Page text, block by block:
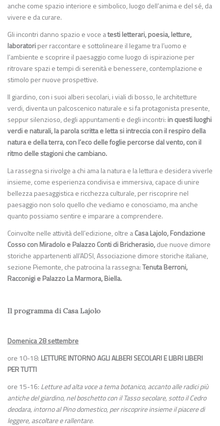
anche come spazio interiore e simbolico, luogo dell’anima e del sé, da
vivere e da curare.
Gli incontri danno spazio e voce atesti letterari, poesia, letture,
laboratoriper raccontare e sottolineare il legame tra l’uomo e
l’ambiente e scoprire il paesaggio come luogo di ispirazione per
ritrovare spazi e tempi di serenità e benessere, contemplazione e
stimolo per nuove prospettive.
Il giardino, con i suoi alberi secolari, i viali di bosso, le architetture
verdi, diventa un palcoscenico naturale e si fa protagonista presente,
seppur silenzioso, degli appuntamenti e degli incontri: in questi luoghi
verdi e naturali, la parola scritta e letta si intreccia con il respiro della
natura e della terra, con l’eco delle foglie percorse dal vento, con il
ritmo delle stagioni che cambiano.
La rassegna si rivolge a chi ama la natura e la lettura e desidera viverle
insieme, come esperienza condivisa e immersiva, capace di unire
bellezza paesaggistica e ricchezza culturale, per riscoprire nel
paesaggio non solo quello che vediamo e conosciamo, ma anche
quanto possiamo sentire e imparare a comprendere.
Coinvolte nelle attività dell’edizione, oltre aCasa Lajolo, Fondazione
Cosso con Miradolo e Palazzo Conti di Bricherasio,due nuove dimore
storiche appartenenti all’ADSI, Associazione dimore storiche italiane,
sezione Piemonte, che patrocina la rassegna:Tenuta Berroni,
Racconigi e Palazzo La Marmora, Biella.
Il programma di Casa Lajolo
Domenica 28 settembre
ore 10-18: LETTURE INTORNO AGLI ALBERI SECOLARI E LIBRI LIBERI
PER TUTTI
ore 15-16: Letture ad alta voce a tema botanico, accanto alle radici più
antiche del giardino, nel boschetto con il Tasso secolare, sotto il Cedro
deodara, intorno al Pino domestico, per riscoprire insieme il piacere di
leggere, ascoltare e rallentare.